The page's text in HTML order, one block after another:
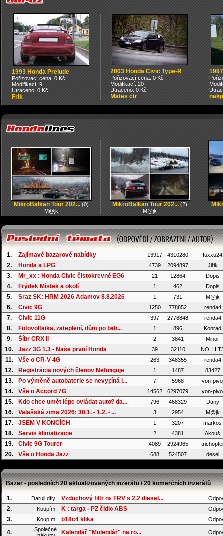
1993 Honda Prelude
Pořizovací cena: 0 Kč
Modifikací: 9
Utraceno: 0 Kč
Frik
2003 Honda Civic Type-R
Pořizovací cena: 0 Kč
Modifikací: 20
Utraceno: 0 Kč
Mates ctr
MikroBalkan Tour 202...(0)
M@jk
MikroBalkan Tour 202...(2)
M@jk
1. Zajímavé bazarové nabídky 13917 4310280 fuxxu24
2. Honda a LPG 4739 2094897 Jiřik
3. Mr_xx : Honda Civic čistokrevné EG6 21 12864 Dopis
4. Frýdek Místek a okolí 1 462 Dopis
5. Sraz SK: HRM 2026 Adamov 8.8.2026 1 731 M@jk
6. Civic 9G 1250 778852 renda4
7. Civic 11G 397 2778848 renda4
8. Fotovoltaika, zateplení, dům po bab... 1 896 Konrad
9. Śíbr CRX II 2 3841 Minor
10. Jazz 3G 1.3 - Naše první Honda 39 32110
11. Vše o CR-V 4G 263 348355 renda4
12. Registrácia nových členov Nefunguje 1 1487 83427
13. Po výměně autobaterie se nevypíná i... 7 5968 von-pivoj
14. Vše o Accord 7G 14562 6297079 von-pivoj
15. Kdo chce umět lépe ovládat auto? da... 796 468329 Dany
16. Valašská zima 2026: 30.1. - 1.2. - ... 3 2954 M@jk
17. JSEM V KONCÍCH 1 3207 markos
18. Servis klimatizacie 2 4381 Akouš
19. Civic 9G Tourer 4089 2924965
20. Vše o Honda Jazz 688 524507 desel
Bazar - posledních 20 aktualizovaných inzerátů / 20 komerčních inzerátů
1. Daruji díly: Vzduchový filtr na FRV s 2.2 diesel...
2. Koupím: K : targa - PZ čidlo ABS
3. Koupím: b18c4 klika
4.
Společné
Kalendář "Mulendář" na ro...